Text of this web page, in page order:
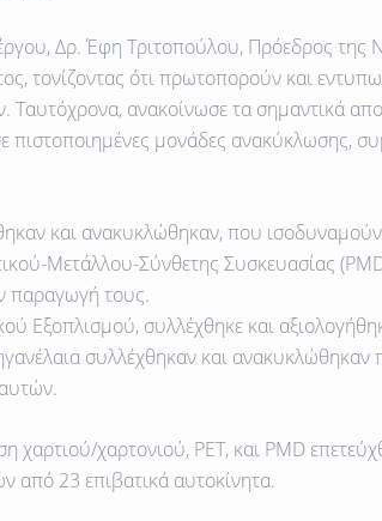
Δρ. Έφη Τριτοπούλου, Πρόεδρος της
τονίζοντας ότι πρωτοπορούν και
Ταυτόχρονα, ανακοίνωσε τα σημαντικά
πιστοποιημένες μονάδες ανακύκλωσης,
και ανακυκλώθηκαν, που
Μετάλλου-Σύνθετης Συσκευασίας (
παραγωγή τους.
Εξοπλισμού, συλλέχθηκε και
συλλέχθηκαν και
χαρτιού/χαρτονιού, PET, και PMD
από 23 επιβατικά αυτοκίνητα.